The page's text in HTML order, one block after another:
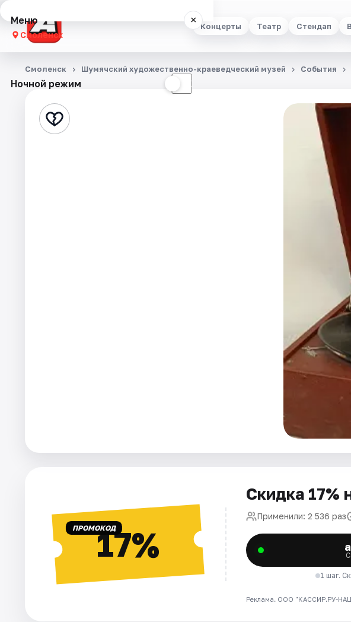
Концерты Театр Стендап
Меню ×
Смоленск
Концерты
Стендап
Ночной режим ☾
Смоленск Шумячский художественно-краеведческий музей События
ПРОМОКОД17%
Скидка 17%
Применили: 2 536 раз
1 шаг.
Реклама. ООО "КАССИР.РУ-